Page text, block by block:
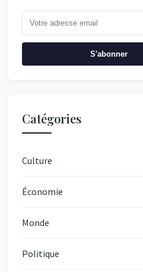
S'abonner
Catégories
Culture
Économie
Monde
Politique